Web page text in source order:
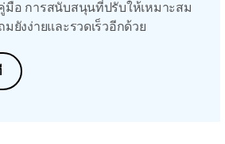
มือ การสนับสนุนที่ปรับให้เหมาะสม
ยังง่ายและรวดเร็วอีกด้วย